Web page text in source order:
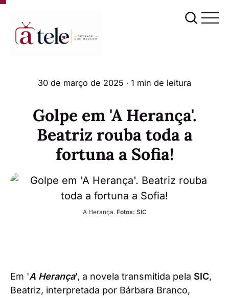
30 de março de 2025 ∙ 1 min de leitura
Golpe em 'A Herança'.
Beatriz rouba toda a
fortuna a Sofia!
A Herança. Fotos: SIC
Em 'A Herança', a novela transmitida pela SIC,
Beatriz, interpretada por Bárbara Branco,